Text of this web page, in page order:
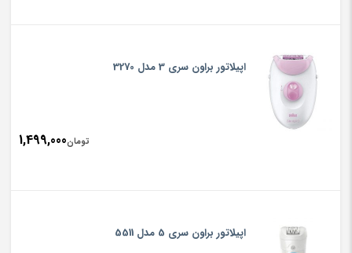
اپیلاتور براون سری 3 مدل 3270
تومان1,499,000
اپیلاتور براون سری 5 مدل 5511